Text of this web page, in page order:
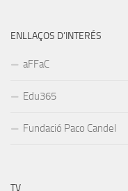
ENLLAÇOS D’INTERÉS
aFFaC
Edu365
Fundació Paco Candel
TV